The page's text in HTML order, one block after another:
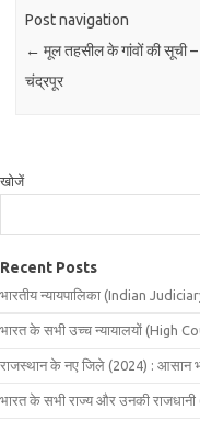
Post navigation
← मूल तहसील के गांवों की सूची
चंद्रपूर
खोजें
Recent Posts
भारतीय न्यायपालिका (Indian
भारत के सभी उच्च न्यायालयों (High
राजस्थान के नए जिले (2024) : आसान
भारत के सभी राज्य और उनकी